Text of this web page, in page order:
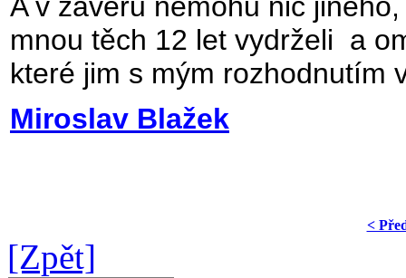
mnou těch 12 let vydrželi a
které jim s mým rozhodnutím
Miroslav Blažek
<
[Zpět]